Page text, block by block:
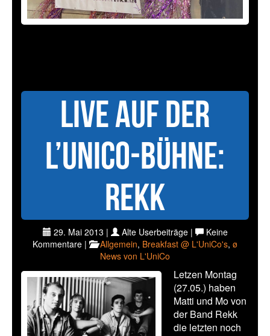
Live auf der
L’UniCo-Bühne:
Rekk
29. Mai 2013 | Alte Userbeiträge |
Keine
Kommentare |
Allgemein, Breakfast @ L'UniCo's, ø
News von L'UniCo
Letzen Montag
(27.05.) haben
Matti und Mo von
der Band Rekk
die letzten noch